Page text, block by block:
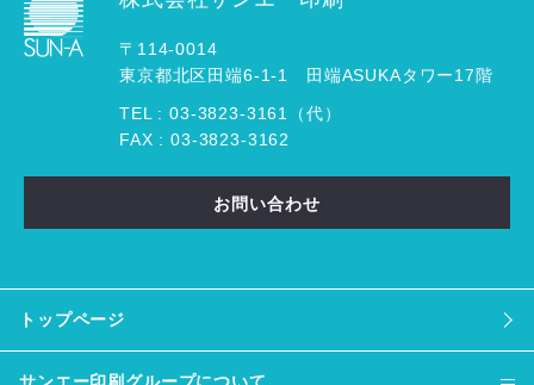
〒114-0014
東京都北区田端6-1-1 田端ASUKAタワー17階
TEL :03-3823-3161（代）
FAX : 03-3823-3162
お問い合わせ
トップページ